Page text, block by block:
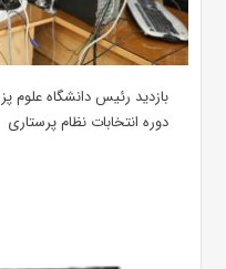
بازدید رئیس دانشگاه علوم
دوره انتخابات نظام پرستاری